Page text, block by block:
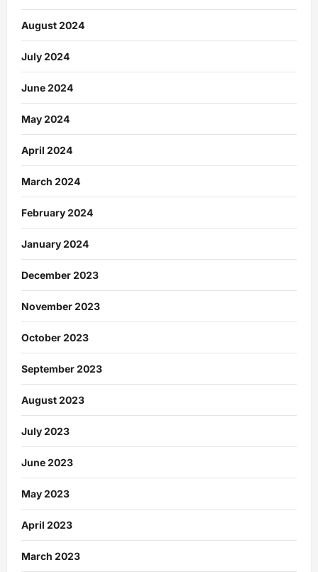
August 2024
July 2024
June 2024
May 2024
April 2024
March 2024
February 2024
January 2024
December 2023
November 2023
October 2023
September 2023
August 2023
July 2023
June 2023
May 2023
April 2023
March 2023